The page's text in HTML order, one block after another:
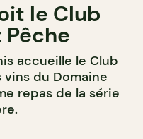
le Club
accueille le Club
vins du Domaine
repas de la série